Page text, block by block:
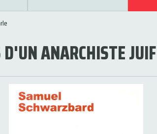
ANARCHISTE JUIF